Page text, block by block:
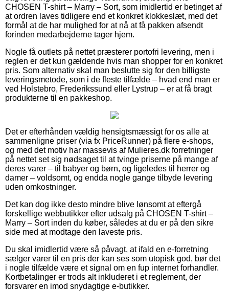
CHOSEN T-shirt – Marry – Sort, som imidlertid er betinget af
at ordren laves tidligere end et konkret klokkeslæt, med det
formål at de har mulighed for at nå at få pakken afsendt
forinden medarbejderne tager hjem.
Nogle få outlets på nettet præsterer portofri levering, men i
reglen er det kun gældende hvis man shopper for en konkret
pris. Som alternativ skal man beslutte sig for den billigste
leveringsmetode, som i de fleste tilfælde – hvad end man er
ved Holstebro, Frederikssund eller Lystrup – er at få bragt
produkterne til en pakkeshop.
Det er efterhånden vældig hensigtsmæssigt for os alle at
sammenligne priser (via fx PriceRunner) på flere e-shops,
og med det motiv har massevis af Mulieres.dk forretninger
på nettet set sig nødsaget til at tvinge priserne på mange af
deres varer – til babyer og børn, og ligeledes til herrer og
damer – voldsomt, og endda nogle gange tilbyde levering
uden omkostninger.
Det kan dog ikke desto mindre blive lønsomt at eftergå
forskellige webbutikker efter udsalg på CHOSEN T-shirt –
Marry – Sort inden du køber, således at du er på den sikre
side med at modtage den laveste pris.
Du skal imidlertid være så påvagt, at ifald en e-forretning
sælger varer til en pris der kan ses som utopisk god, bør det
i nogle tilfælde være et signal om en fup internet forhandler.
Kortbetalinger er trods alt inkluderet i et reglement, der
forsvarer en imod snydagtige e-butikker.